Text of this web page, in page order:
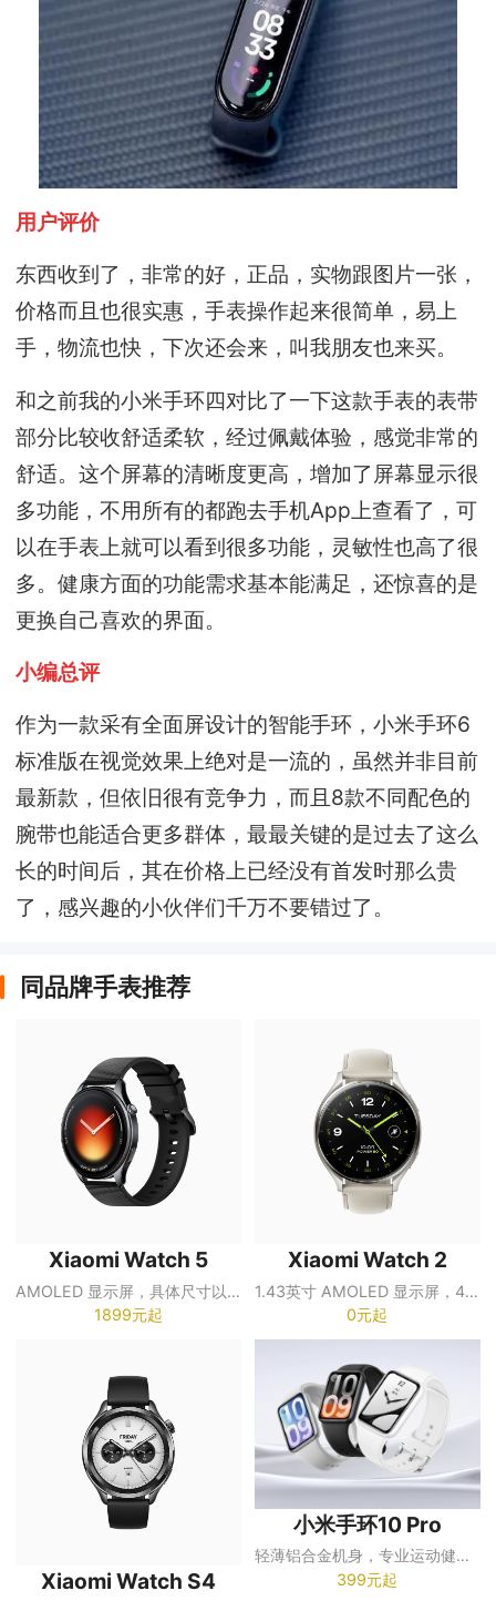
用户评价
东西收到了，非常的好，正品，实物跟图片一张，
价格而且也很实惠，手表操作起来很简单，易上
手，物流也快，下次还会来，叫我朋友也来买。
和之前我的小米手环四对比了一下这款手表的表带
部分比较收舒适柔软，经过佩戴体验，感觉非常的
舒适。这个屏幕的清晰度更高，增加了屏幕显示很
多功能，不用所有的都跑去手机App上查看了，可
以在手表上就可以看到很多功能，灵敏性也高了很
多。健康方面的功能需求基本能满足，还惊喜的是
更换自己喜欢的界面。
小编总评
作为一款采有全面屏设计的智能手环，小米手环6
标准版在视觉效果上绝对是一流的，虽然并非目前
最新款，但依旧很有竞争力，而且8款不同配色的
腕带也能适合更多群体，最最关键的是过去了这么
长的时间后，其在价格上已经没有首发时那么贵
了，感兴趣的小伙伴们千万不要错过了。
同品牌手表推荐
Xiaomi Watch 5
AMOLED 显示屏，具体尺寸以销售页面为准
1899元起
Xiaomi Watch 2
1.43英寸 AMOLED 显示屏，466×466 分辨率，最高约600尼特亮度
0元起
Xiaomi Watch S4
小米手环10 Pro
轻薄铝合金机身，专业运动健康管理，21天超长续航
399元起